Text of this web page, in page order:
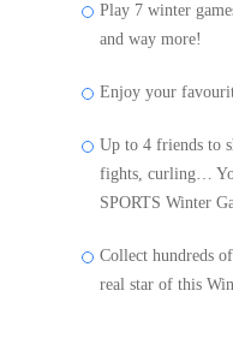
Play 7 winter
and way more!
Enjoy your
Up to 4 friends to
fights, curling…
SPORTS Winter
Collect hundreds
real star of this